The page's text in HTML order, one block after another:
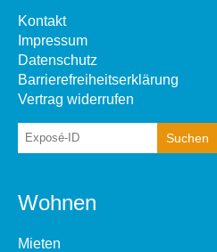
Kontakt
Impressum
Datenschutz
Barrierefreiheitserklärung
Vertrag widerrufen
Wohnen
Mieten